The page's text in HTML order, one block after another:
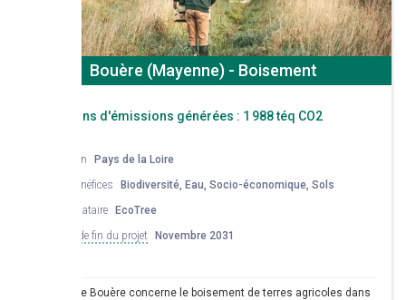
Bouère (Mayenne) - Boisement
Réductions d'émissions générées : 1 988 téq CO2
Région
Pays de la Loire
Co-bénéfices
Biodiversité, Eau, Socio-économique, Sols
Mandataire
EcoTree
Date de fin du projet
Novembre 2031
Le projet de Bouère concerne le boisement de terres agricoles dans